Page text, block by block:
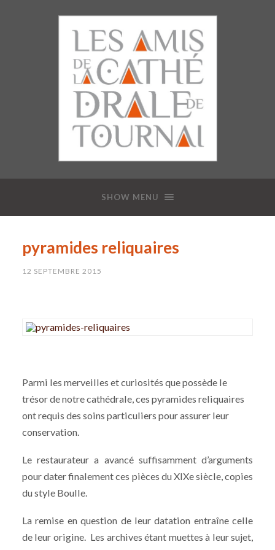
SHOW MENU
pyramides reliquaires
12 SEPTEMBRE 2015
Parmi les merveilles et curiosités que possède le
trésor de notre cathédrale, ces pyramides reliquaires
ont requis des soins particuliers pour assurer leur
conservation.
Le restaurateur a avancé suffisamment d’arguments
pour dater finalement ces pièces du XIXe siècle, copies
du style Boulle.
La remise en question de leur datation entraîne celle
de leur origine. Les archives étant muettes à leur sujet,